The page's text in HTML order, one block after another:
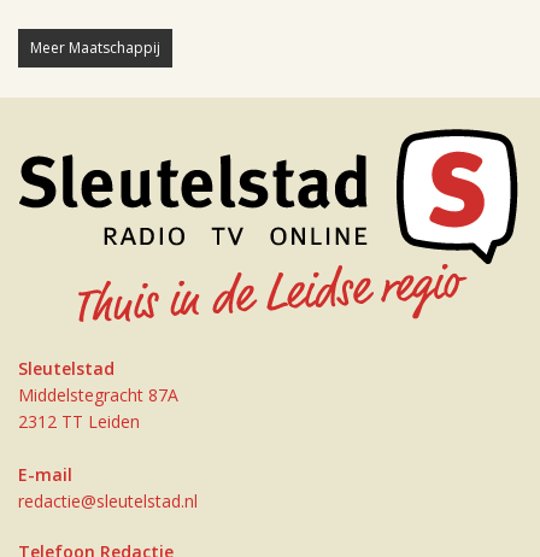
Meer Maatschappij
Sleutelstad
Middelstegracht 87A
2312 TT Leiden
E-mail
redactie@sleutelstad.nl
Telefoon Redactie